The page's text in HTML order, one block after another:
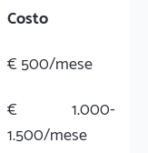
Costo
€ 500/mese
€ 1.000-
1.500/mese